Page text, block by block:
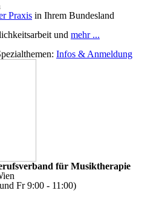
Praxis in Ihrem Bundesland
und mehr ...
Infos & Anmeldung
für Musiktherapie
Fr 9:00 - 11:00)